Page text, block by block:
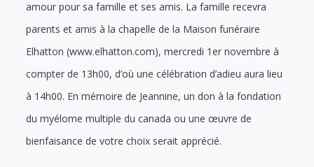
amour pour sa famille et ses amis. La famille recevra
parents et amis à la chapelle de la Maison funéraire
Elhatton (www.elhatton.com), mercredi 1er novembre à
compter de 13h00, d’où une célébration d’adieu aura lieu
à 14h00. En mémoire de Jeannine, un don à la fondation
du myélome multiple du canada ou une œuvre de
bienfaisance de votre choix serait apprécié.